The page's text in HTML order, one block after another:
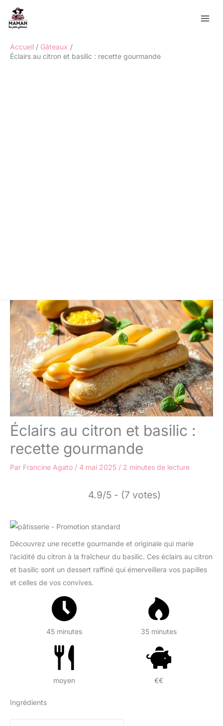
contenu
Accueil
Gâteaux
Éclairs au citron et basilic : recette gourmande
Éclairs au citron et basilic :
recette gourmande
Par Francine Agato / 4 mai 2025 / 2 minutes de lecture
4.9/5 - (7 votes)
Découvrez une recette gourmande et originale qui marie
l’acidité du citron à la fraîcheur du basilic. Ces éclairs au citron
et basilic sont un dessert raffiné qui émerveillera vos papilles
et celles de vos convives.
45 minutes 35 minutes
moyen €€
Ingrédients
Rechercher